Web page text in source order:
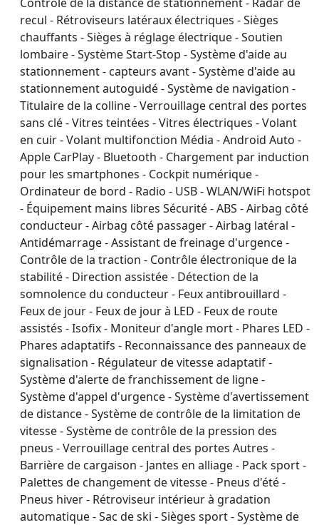
recul - Rétroviseurs latéraux électriques - Sièges
chauffants - Sièges à réglage électrique - Soutien
lombaire - Système Start-Stop - Système d'aide au
stationnement - capteurs avant - Système d'aide au
stationnement autoguidé - Système de navigation -
Titulaire de la colline - Verrouillage central des portes
sans clé - Vitres teintées - Vitres électriques - Volant
en cuir - Volant multifonction Média - Android Auto -
Apple CarPlay - Bluetooth - Chargement par induction
pour les smartphones - Cockpit numérique -
Ordinateur de bord - Radio - USB - WLAN/WiFi hotspot
- Équipement mains libres Sécurité - ABS - Airbag côté
conducteur - Airbag côté passager - Airbag latéral -
Antidémarrage - Assistant de freinage d'urgence -
Contrôle de la traction - Contrôle électronique de la
stabilité - Direction assistée - Détection de la
somnolence du conducteur - Feux antibrouillard -
Feux de jour - Feux de jour à LED - Feux de route
assistés - Isofix - Moniteur d'angle mort - Phares LED -
Phares adaptatifs - Reconnaissance des panneaux de
signalisation - Régulateur de vitesse adaptatif -
Système d'alerte de franchissement de ligne -
Système d'appel d'urgence - Système d'avertissement
de distance - Système de contrôle de la limitation de
vitesse - Système de contrôle de la pression des
pneus - Verrouillage central des portes Autres -
Barrière de cargaison - Jantes en alliage - Pack sport -
Palettes de changement de vitesse - Pneus d'été -
Pneus hiver - Rétroviseur intérieur à gradation
automatique - Sac de ski - Sièges sport - Système de